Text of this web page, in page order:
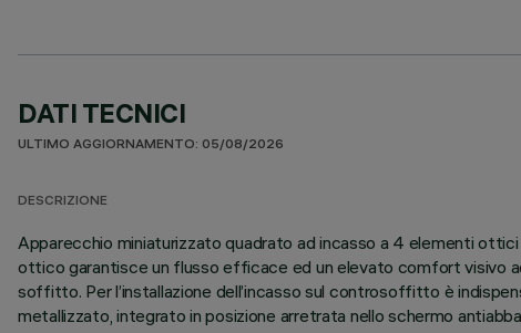
DATI TECNICI
ULTIMO AGGIORNAMENTO: 05/08/2026
DESCRIZIONE
Apparecchio miniaturizzato quadrato ad incasso a 4 elementi
ottico garantisce un flusso efficace ed un elevato comfort visivo
soffitto. Per l’installazione dell’incasso sul controsoffitto è
metallizzato, integrato in posizione arretrata nello schermo